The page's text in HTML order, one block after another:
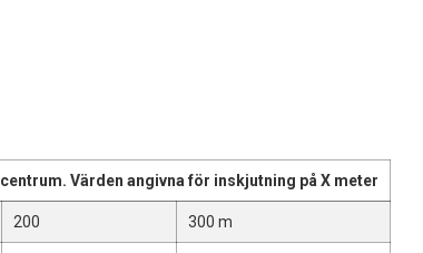
Värden angivna för inskjutning på X meter
200 300 m